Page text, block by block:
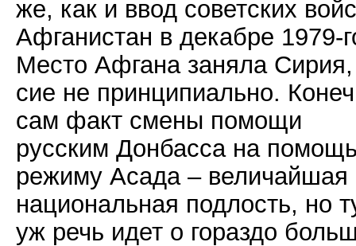
же, как и ввод советских
Афганистан в декабре 1979-
Место Афгана заняла
сие не принципиально.
сам факт смены помощи
русским Донбасса на
режиму Асада – величайшая
национальная подлость, но
уж речь идет о гораздо